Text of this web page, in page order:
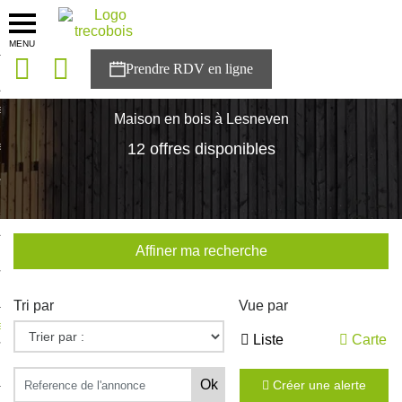
MENU
solutions
Trecobois
à NESTOR
Maison en bois à Lesneven
12 offres disponibles
Affiner ma recherche
Tri par Vue par
Liste Carte
Créer une alerte